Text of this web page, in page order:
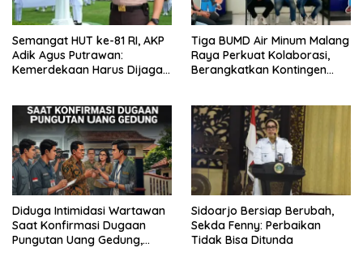
Semangat HUT ke-81 RI, AKP
Adik Agus Putrawan:
Kemerdekaan Harus Dijaga
Tiga BUMD Air Minum Malang
Raya Perkuat Kolaborasi,
Berangkatkan Kontingen
Diduga Intimidasi Wartawan
Saat Konfirmasi Dugaan
Pungutan Uang Gedung,
Sidoarjo Bersiap Berubah,
Sekda Fenny: Perbaikan
Tidak Bisa Ditunda